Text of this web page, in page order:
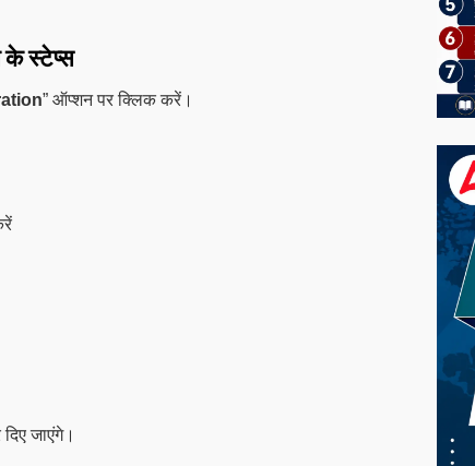
स्टेप्स
” ऑप्शन पर क्लिक करें।
जाएंगे।